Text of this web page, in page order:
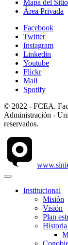
Mapa del Sitio
Área Privada
Facebook
Twitter
Instagram
Linkedin
Youtube
Flickr
Mail
Spotify
© 2022 - FCEA.
Administración -
reservados.
Institucional
Misión
Visión
Plan
Historia